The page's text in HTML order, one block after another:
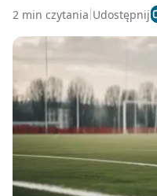
2 min czytania Udostępnij